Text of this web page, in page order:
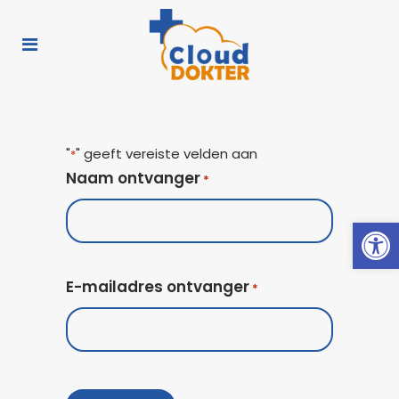
"*" geeft vereiste velden aan
Naam ontvanger *
E-mailadres ontvanger *